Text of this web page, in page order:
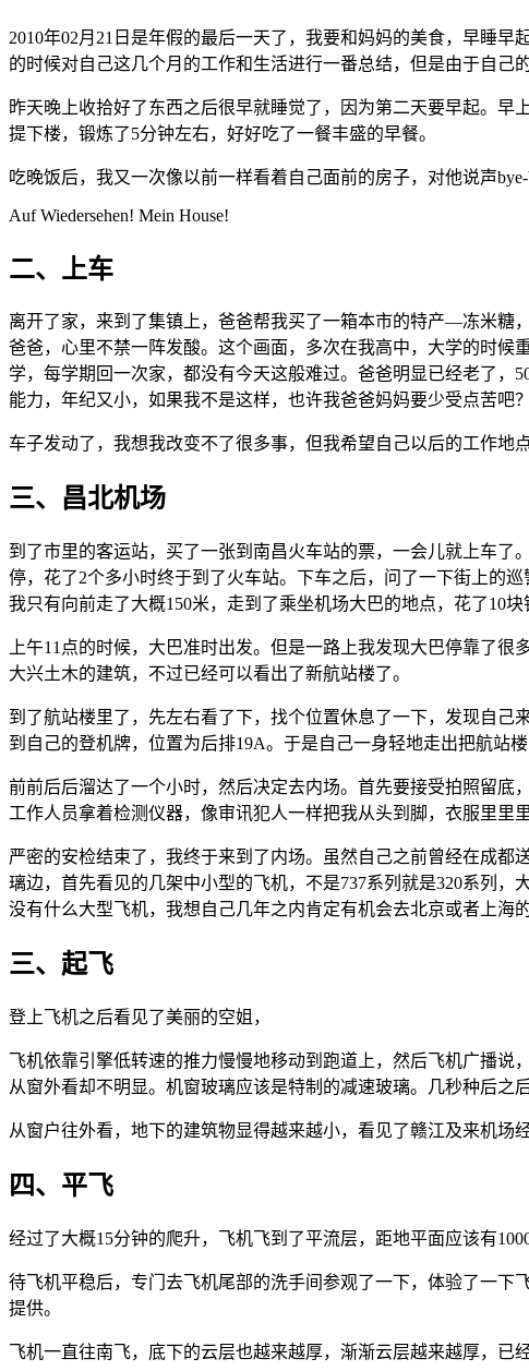
2010年02月21日是年假的最后一天了，我要和妈妈的美食，早睡
的时候对自己这几个月的工作和生活进行一番总结，但是由于自己
昨天晚上收拾好了东西之后很早就睡觉了，因为第二天要早起。早
提下楼，锻炼了5分钟左右，好好吃了一餐丰盛的早餐。
吃晚饭后，我又一次像以前一样看着自己面前的房子，对他说声
Auf Wiedersehen! Mein House!
二、上车
离开了家，来到了集镇上，爸爸帮我买了一箱本市的特产—冻米糖
爸爸，心里不禁一阵发酸。这个画面，多次在我高中，大学的时候
学，每学期回一次家，都没有今天这般难过。爸爸明显已经老了
能力，年纪又小，如果我不是这样，也许我爸爸妈妈要少受点苦吧？
车子发动了，我想我改变不了很多事，但我希望自己以后的工作
三、昌北机场
到了市里的客运站，买了一张到南昌火车站的票，一会儿就上车
停，花了2个多小时终于到了火车站。下车之后，问了一下街上的
我只有向前走了大概150米，走到了乘坐机场大巴的地点，花了10块
上午11点的时候，大巴准时出发。但是一路上我发现大巴停靠了
大兴土木的建筑，不过已经可以看出了新航站楼了。
到了航站楼里了，先左右看了下，找个位置休息了一下，发现自
到自己的登机牌，位置为后排19A。于是自己一身轻地走出把航站
前前后后溜达了一个小时，然后决定去内场。首先要接受拍照留底
工作人员拿着检测仪器，像审讯犯人一样把我从头到脚，衣服里里
严密的安检结束了，我终于来到了内场。虽然自己之前曾经在成
璃边，首先看见的几架中小型的飞机，不是737系列就是320系列
没有什么大型飞机，我想自己几年之内肯定有机会去北京或者上海
三、起飞
登上飞机之后看见了美丽的空姐，
飞机依靠引擎低转速的推力慢慢地移动到跑道上，然后飞机广播
从窗外看却不明显。机窗玻璃应该是特制的减速玻璃。几秒种后之
从窗户往外看，地下的建筑物显得越来越小，看见了赣江及来机场
四、平飞
经过了大概15分钟的爬升，飞机飞到了平流层，距地平面应该有
待飞机平稳后，专门去飞机尾部的洗手间参观了一下，体验了一
提供。
飞机一直往南飞，底下的云层也越来越厚，渐渐云层越来越厚，已